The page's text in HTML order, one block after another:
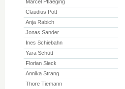
Marcel Pflaeging
Claudius Pott
Anja Rabich
Jonas Sander
Ines Schiebahn
Yara Schütt
Florian Sieck
Annika Strang
Thore Tiemann